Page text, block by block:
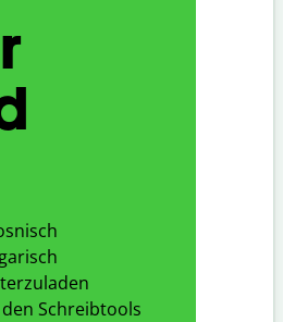
Schreibtools